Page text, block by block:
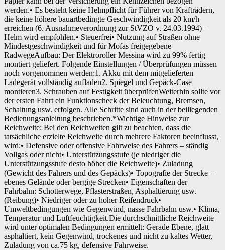
werden.• Es besteht keine Helmpflicht für Führer von Krafträdern,
die keine höhere bauartbedingte Geschwindigkeit als 20 km/h
erreichen (6. Ausnahmeverordnung zur StVZO v. 24.03.1994) –
Helm wird empfohlen.• Steuerfrei• Nutzung auf Straßen ohne
Mindestgeschwindigkeit und für Mofas freigegebene
RadwegeAufbau: Der Elektroroller Messina wird zu 99% fertig
montiert geliefert. Folgende Einstellungen / Überprüfungen müssen
noch vorgenommen werden:1. Akku mit dem mitgelieferten
Ladegerät vollständig aufladen2. Spiegel und Gepäck-Case
montieren3. Schrauben auf Festigkeit überprüfenWeiterhin sollte vor
der ersten Fahrt ein Funktionscheck der Beleuchtung, Bremsen,
Schaltung usw. erfolgen. Alle Schritte sind auch in der beiliegenden
Bedienungsanleitung beschrieben.*Wichtige Hinweise zur
Reichweite: Bei den Reichweiten gilt zu beachten, dass die
tatsächliche erzielte Reichweite durch mehrere Faktoren beeinflusst,
wird:• Defensive oder offensive Fahrweise des Fahrers – ständig
Vollgas oder nicht• Unterstützungsstufe (je niedriger die
Unterstützungsstufe desto höher die Reichweite)• Zuladung
(Gewicht des Fahrers und des Gepäcks)• Topografie der Strecke –
ebenes Gelände oder bergige Strecken• Eigenschaften der
Fahrbahn: Schotterwege, Pflasterstraßen, Asphaltierung usw.
(Reibung)• Niedriger oder zu hoher Reifendruck•
Umweltbedingungen wie Gegenwind, nasse Fahrbahn usw.• Klima,
Temperatur und Luftfeuchtigkeit.Die durchschnittliche Reichweite
wird unter optimalen Bedingungen ermittelt: Gerade Ebene, glatt
asphaltiert, kein Gegenwind, trockenes und nicht zu kaltes Wetter,
Zuladung von ca.75 kg, defensive Fahrweise.